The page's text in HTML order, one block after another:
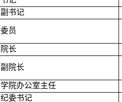
副书记
委员
院长
副院长
学院办公室主任
纪委书记